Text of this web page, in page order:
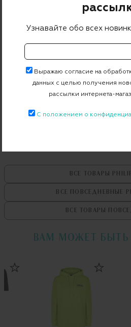
100%
Страна дизайна
Страна производства Турция
Артикул
Бесплатная примерка в пункте
Примерка при доставке
ВСЕ ТОВАРЫ
ВСЕ ПОВСЕДНЕВНЫЕ
ВСЕ ТОВАРЫ
ВАМ МОЖЕТ БЫТЬ
Узнавайте обо всех
Выражаю согласие на
данных с целью получения
рассылки интернета-
С положением о